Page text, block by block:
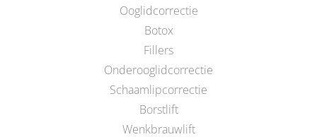
Ooglidcorrectie
Botox
Fillers
Onderooglidcorrectie
Schaamlipcorrectie
Borstlift
Wenkbrauwlift